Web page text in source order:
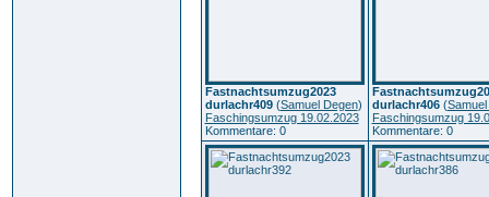
Fastnachtsumzug2023
durlachr409(Samuel Degen)
Faschingsumzug 19.02.2023
Kommentare: 0
durlachr406(
Faschingsumzug
Kommentare: 0